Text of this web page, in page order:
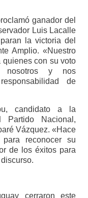
ganador del
Luis Lacalle
la victoria del
Amplio. «Nuestro
quienes con su voto
nosotros y nos
de
candidato a la
Nacional,
Vázquez. «Hace
reconocer su
de los éxitos para
cerraron este